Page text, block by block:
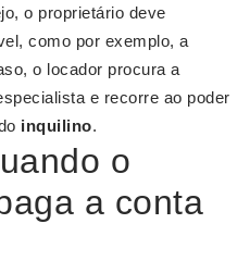
o proprietário deve
como por exemplo, a
o locador procura a
e recorre ao poder
inquilino.
o
a conta